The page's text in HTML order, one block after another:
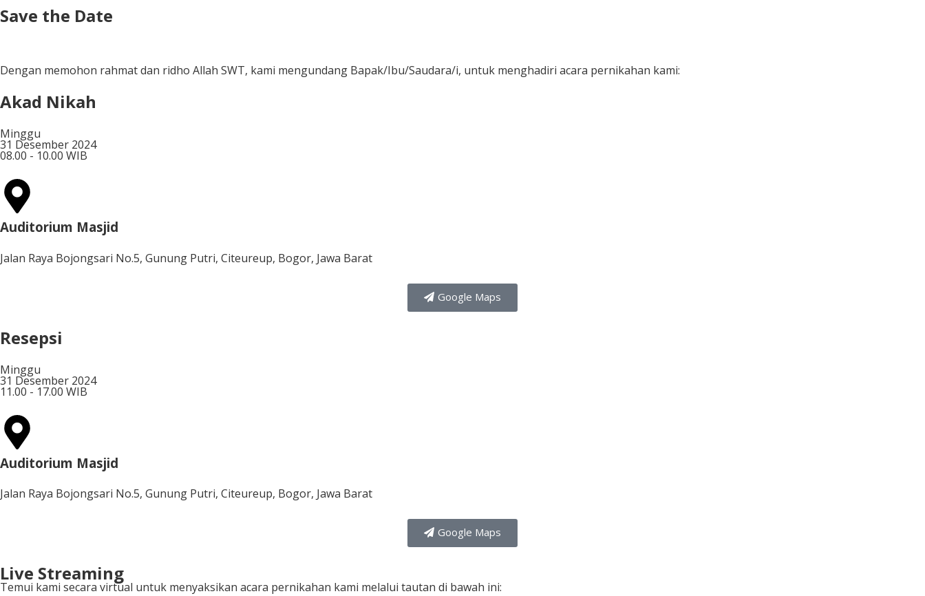
Save the Date
Dengan memohon rahmat dan ridho Allah SWT, kami mengundang Bapak/Ibu/Saudara/i, untuk menghadiri acara pernikahan kami:
Akad Nikah
Minggu
31 Desember 2024
08.00 - 10.00 WIB
Auditorium Masjid
Jalan Raya Bojongsari No.5, Gunung Putri, Citeureup, Bogor, Jawa Barat
Google Maps
Resepsi
Minggu
31 Desember 2024
11.00 - 17.00 WIB
Auditorium Masjid
Jalan Raya Bojongsari No.5, Gunung Putri, Citeureup, Bogor, Jawa Barat
Google Maps
Live Streaming
Temui kami secara virtual untuk menyaksikan acara pernikahan kami melalui tautan di bawah ini: